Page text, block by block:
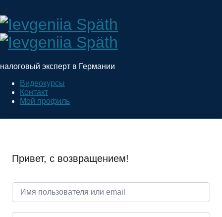
Ievgeniia
Späth
налоговый эксперт в Германии
Видеокурсы
Контакт
Мой профиль
Привет, с возвращением!